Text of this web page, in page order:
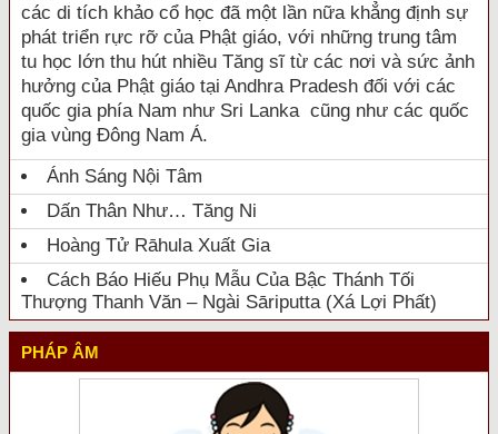
các di tích khảo cổ học đã một lần nữa khẳng định sự
phát triển rực rỡ của Phật giáo, với những trung tâm
tu học lớn thu hút nhiều Tăng sĩ từ các nơi và sức ảnh
hưởng của Phật giáo tại Andhra Pradesh đối với các
quốc gia phía Nam như Sri Lanka cũng như các quốc
gia vùng Đông Nam Á.
Ánh Sáng Nội Tâm
Dấn Thân Như… Tăng Ni
Hoàng Tử Rāhula Xuất Gia
Cách Báo Hiếu Phụ Mẫu Của Bậc Thánh Tối
Thượng Thanh Văn – Ngài Sāriputta (Xá Lợi Phất)
PHÁP ÂM